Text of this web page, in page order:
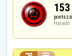
153
Haladó